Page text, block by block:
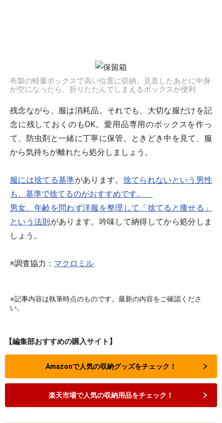
布製の軽量ボックスで高い位置に収納。見直したあとに中身
が空になったら、折りたたんでしまえるボックスが便利
残念ながら、服は消耗品。それでも、大切な服だけを記
念に残しておくのもOK。愛用品専用のボックスを作っ
て、防虫剤と一緒に丁寧に保管。ときどき中を見て、服
から気持ちが離れたら処分しましょう。
服には捨てる基準があります。 捨てられないという男性
も、基準で捨てるのがおすすめです。
男女、年齢を問わず洋服を整理して「捨てると痩せる」
という法則があります。吟味して納得してから処分しま
しょう。
※調査協力： マクロミル
※記事内容は執筆時点のものです。最新の内容をご確認くださ
い。
【編集部おすすめの購入サイト】
Amazonで人気の収納グッズをチェック！
楽天市場で人気の収納用品をチェック！